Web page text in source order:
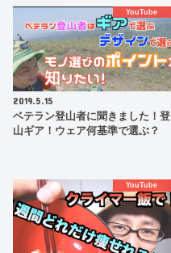
YouTube
2019.5.15
ベテラン登山者に聞きました！登
山ギア！ウェア何基準で選ぶ？
YouTube